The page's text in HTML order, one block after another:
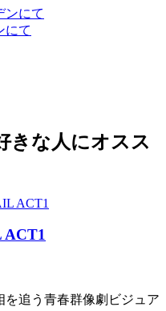
にて
きな人にオスス
追う青春群像劇ビジュア